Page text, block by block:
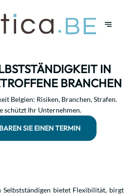
IN
BRANCHEN
Belgien: Risiken, Branchen, Strafen.
schützt Ihr Unternehmen.
SIE EINEN TERMIN
Selbstständigen bietet Flexibilität, birgt